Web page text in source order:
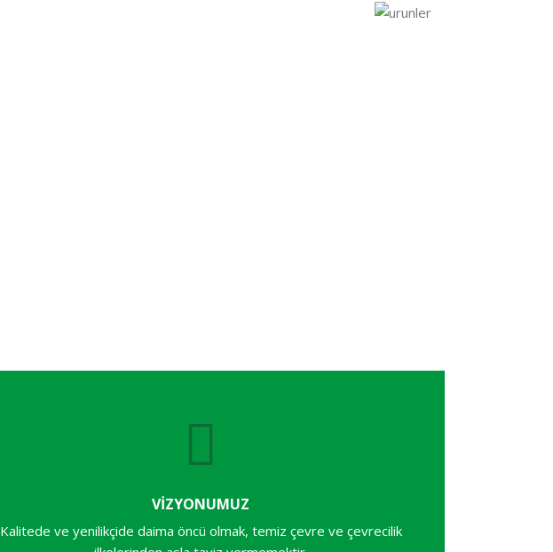
VİZYONUMUZ
Kalitede ve yenilikçide daima öncü olmak, temiz çevre ve çevrecilik